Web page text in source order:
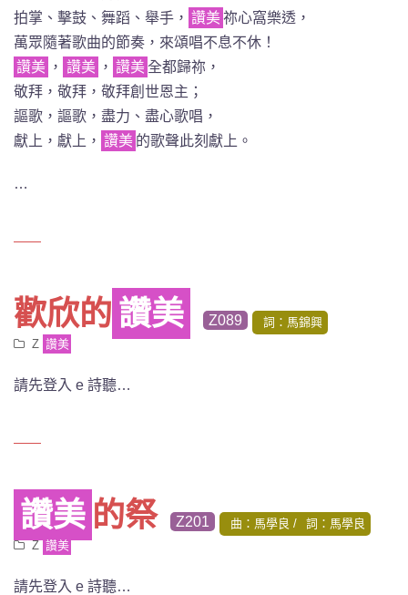
拍掌、擊鼓、舞蹈、舉手， 讚美祢心窩樂透，
萬眾隨著歌曲的節奏，來頌唱不息不休！
讚美 ， 讚美 ， 讚美全都歸祢，
敬拜，敬拜，敬拜創世恩主；
謳歌，謳歌，盡力、盡心歌唱，
獻上，獻上， 讚美 的歌聲此刻獻上。
…
歡欣的 讚美 Z089
詞：馬錦興
Z 讚美
請先登入 e 詩聽…
讚美 的祭 Z201 曲：馬學良
詞：馬學良
Z 讚美
請先登入 e 詩聽…